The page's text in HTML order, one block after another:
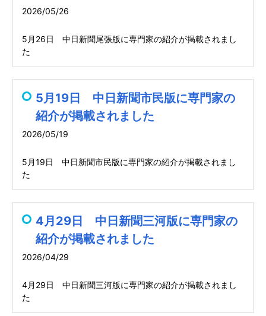
2026/05/26
5月26日 中日新聞尾張版に専門家の紹介が掲載されまし
た
5月19日 中日新聞市民版に専門家の
紹介が掲載されました
2026/05/19
5月19日 中日新聞市民版に専門家の紹介が掲載されまし
た
4月29日 中日新聞三河版に専門家の
紹介が掲載されました
2026/04/29
4月29日 中日新聞三河版に専門家の紹介が掲載されまし
た